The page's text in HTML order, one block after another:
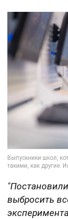
выбросить